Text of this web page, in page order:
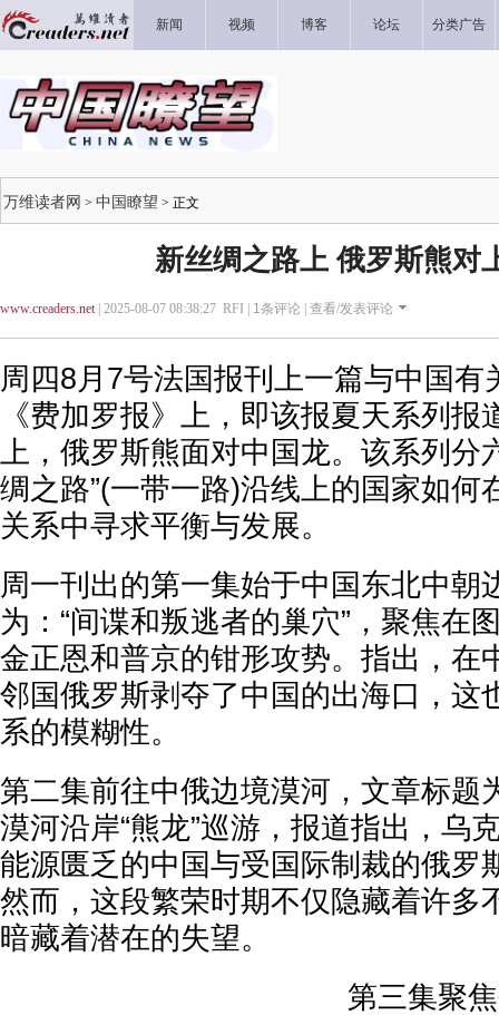
新闻 视频 博客 论坛 分类广告
万维读者网 > 中国瞭望 > 正文
新丝绸之路上 俄罗斯熊对
www.creaders.net| 2025-08-07 08:38:27 RFI | 1条评论 | 查看/发表评论
周四8月7号法国报刊上一篇与中国有
《费加罗报》上，即该报夏天系列报
上，俄罗斯熊面对中国龙。该系列分
绸之路”(一带一路)沿线上的国家如何
关系中寻求平衡与发展。
周一刊出的第一集始于中国东北中朝
为：“间谍和叛逃者的巢穴”，聚焦在
金正恩和普京的钳形攻势。指出，在
邻国俄罗斯剥夺了中国的出海口，这
系的模糊性。
第二集前往中俄边境漠河，文章标题
漠河沿岸“熊龙”巡游，报道指出，乌
能源匮乏的中国与受国际制裁的俄罗
然而，这段繁荣时期不仅隐藏着许多
暗藏着潜在的失望。
第三集聚